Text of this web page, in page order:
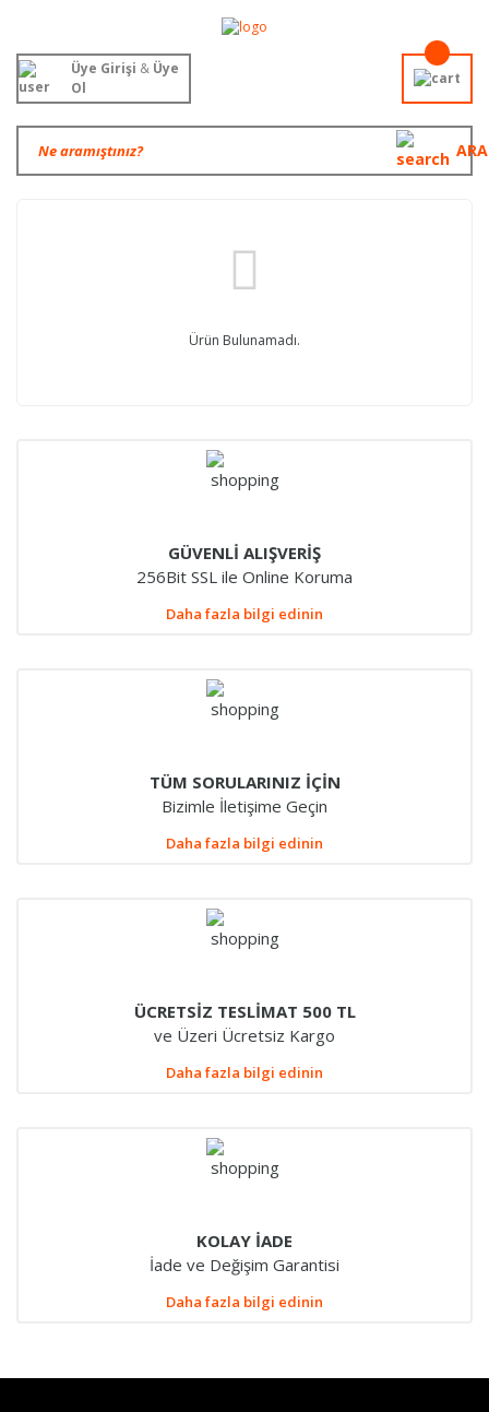
ARA
Üye Girişi &Üye
Ol
Ürün Bulunamadı.
GÜVENLİ ALIŞVERİŞ
256Bit SSL ile Online Koruma
Daha fazla bilgi edinin
TÜM SORULARINIZ İÇİN
Bizimle İletişime Geçin
Daha fazla bilgi edinin
ÜCRETSİZ TESLİMAT 500 TL
ve Üzeri Ücretsiz Kargo
Daha fazla bilgi edinin
KOLAY İADE
İade ve Değişim Garantisi
Daha fazla bilgi edinin